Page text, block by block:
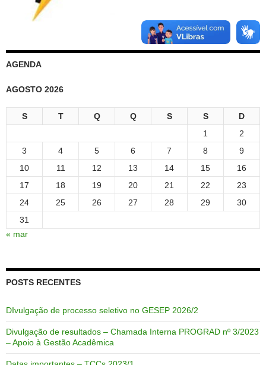
AGENDA
AGOSTO 2026
S T Q Q S S
D
1
2
3
4 5 6 7 8
9
10
11 12 13 14 15
16
17
18 19 20 21 22
23
24
25 26 27 28 29
30
31
« mar
POSTS RECENTES
DIvulgação de processo seletivo no GESEP 2026/2
Divulgação de resultados – Chamada Interna PROGRAD nº 3/2023
– Apoio à Gestão Acadêmica